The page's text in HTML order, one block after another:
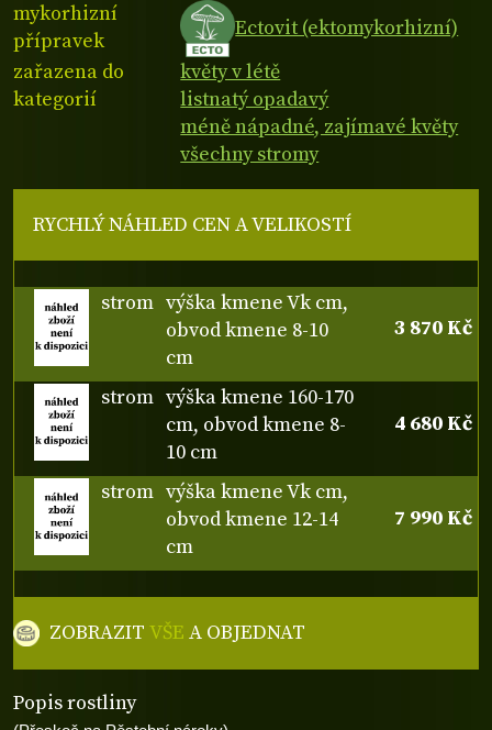
mykorhizní
přípravek
Ectovit (ektomykorhizní)
zařazena do
kategorií
květy v létě
listnatý opadavý
méně nápadné, zajímavé květy
všechny stromy
Popis rostliny
RYCHLÝ NÁHLED CEN A VELIKOSTÍ
strom výška kmene Vk cm,
obvod kmene 8-10
cm
3 870 Kč
strom výška kmene 160-170
cm, obvod kmene 8-
10 cm
4 680 Kč
strom výška kmene Vk cm,
obvod kmene 12-14
cm
7 990 Kč
ZOBRAZITVŠE A OBJEDNAT